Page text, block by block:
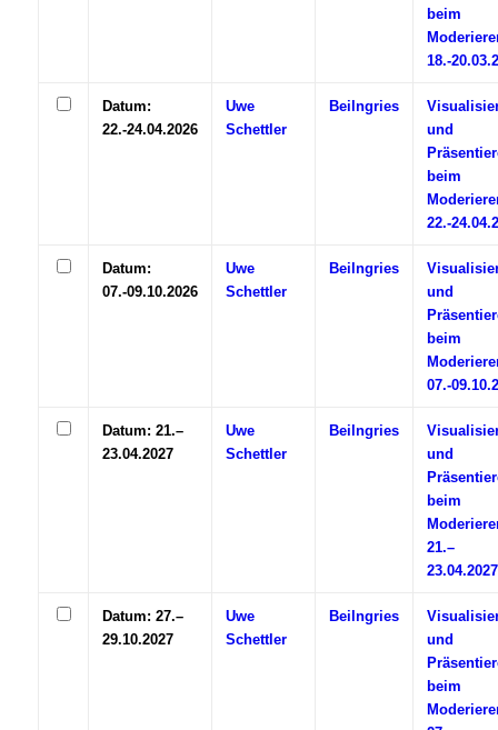
beim
18.-
Datum:
22.-24.04.2026
Uwe
Schettler
Beilngries
und
beim
22.-
Datum:
07.-09.10.2026
Uwe
Schettler
Beilngries
und
beim
07.-
Datum: 21.–
23.04.2027
Uwe
Schettler
Beilngries
und
beim
21.–
23.04.2027
Datum: 27.–
29.10.2027
Uwe
Schettler
Beilngries
und
beim